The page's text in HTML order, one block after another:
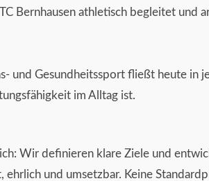
Bernhausen athletisch begleitet und
und Gesundheitssport fließt heute
im Alltag ist.
Wir definieren klare Ziele und
ehrlich und umsetzbar. Keine